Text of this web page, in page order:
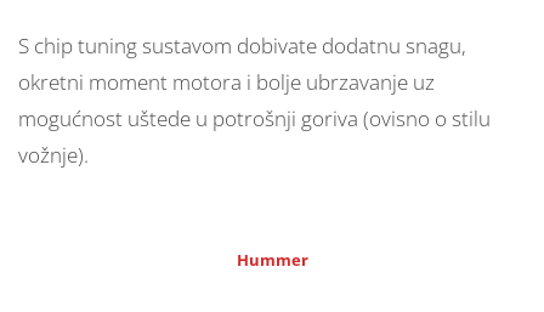
S chip tuning sustavom dobivate dodatnu snagu,
okretni moment motora i bolje ubrzavanje uz
mogućnost uštede u potrošnji goriva (ovisno o stilu
vožnje).
Hummer